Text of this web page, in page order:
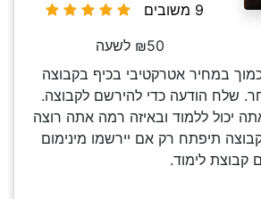
9 משובים
₪50 לשעה
במחיר אטרקטיבי בכיף בקבוצה
שלח הודעה כדי להירשם לקבוצה.
יכול ללמוד ובאיזה רמה אתה רוצה
תיפתח רק אם יירשמו מינימום
קבוצת לימוד.